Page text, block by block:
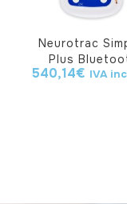
Neurotrac
Plus
540,14€ IVA